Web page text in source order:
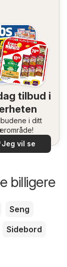
tilbud i
i ditt
Jeg vil se
billigere
Seng
Sidebord